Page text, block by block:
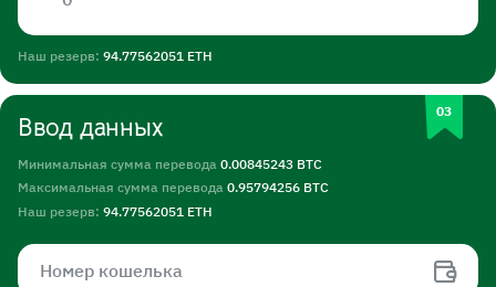
Наш резерв: 94.77562051 ETH
Ввод данных
Минимальная сумма перевода 0.00845243 BTC
Максимальная сумма перевода 0.95794256 BTC
Наш резерв: 94.77562051 ETH